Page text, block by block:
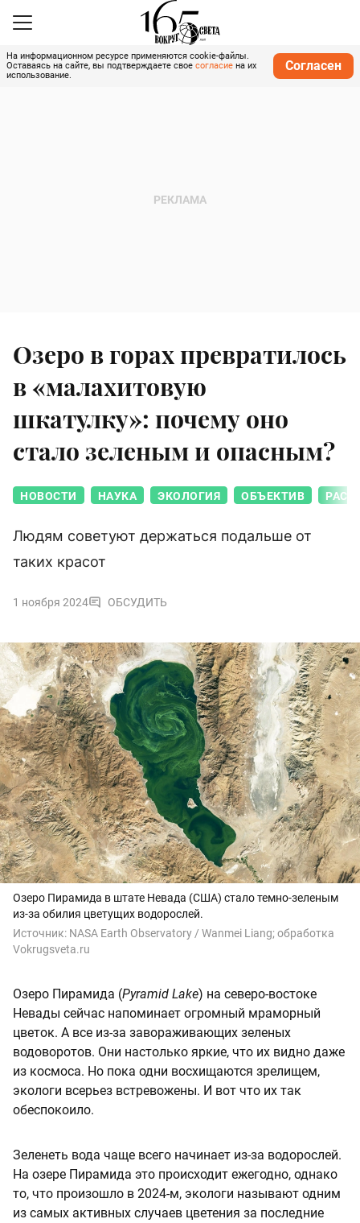
На информационном ресурсе применяются cookie-файлы.
Оставаясь на сайте, вы подтверждаете свое согласие на их
использование.
Согласен
Озеро в горах превратилось
в «малахитовую
шкатулку»: почему оно
стало зеленым и опасным?
НОВОСТИ НАУКА ЭКОЛОГИЯ ОБЪЕКТИВ
Людям советуют держаться подальше от
таких красот
1 ноября 2024 ОБСУДИТЬ
Озеро Пирамида в штате Невада (США) стало темно-зеленым
из-за обилия цветущих водорослей.
Источник: NASA Earth Observatory / Wanmei Liang; обработка
Vokrugsveta.ru
Озеро Пирамида (Pyramid Lake) на северо-востоке
Невады сейчас напоминает огромный мраморный
цветок. А все из-за завораживающих зеленых
водоворотов. Они настолько яркие, что их видно даже
из космоса. Но пока одни восхищаются зрелищем,
экологи всерьез встревожены. И вот что их так
обеспокоило.
Зеленеть вода чаще всего начинает из-за водорослей.
На озере Пирамида это происходит ежегодно, однако
то, что произошло в 2024-м, экологи называют одним
из самых активных случаев цветения за последние